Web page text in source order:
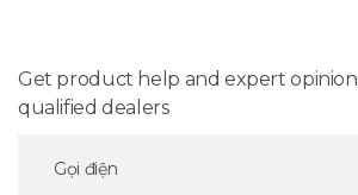
Get product help and expert
qualified dealers
Gọi điện